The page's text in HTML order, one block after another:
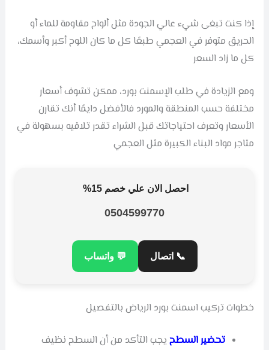
إذا كنت تبغى شيء عالي الجودة مثل ألواح مقاومة للماء أو
الحريق متوفر في العجمي طبعًا كل ما كان اللوح أكبر وأسمك،
كل ما زاد السعر
ومع الزيادة في طلب الإسمنت بورد، ممكن تشوف أسعار
مختلفة حسب المنطقة والمورد فالأفضل دايمًا أنك تقارن
الأسعار وتعرف احتياجاتك قبل الشراء تقدر تلاقيه بسهولة في
متاجر مواد البناء الكبيرة مثل العجمي
احصل الان علي خصم 15%
0504599770
📞 اتصال 💬 واتساب
خطوات تركيب اسمنت بورد الرياض بالتفصيل
تحضير السطحيجب التأكد من أن السطح نظيف